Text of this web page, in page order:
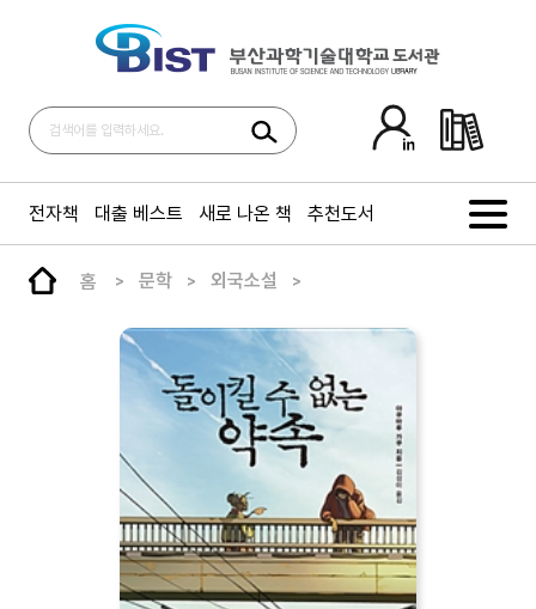
전자책 대출 베스트 새로 나온 책 추천도서
홈 문학 외국소설